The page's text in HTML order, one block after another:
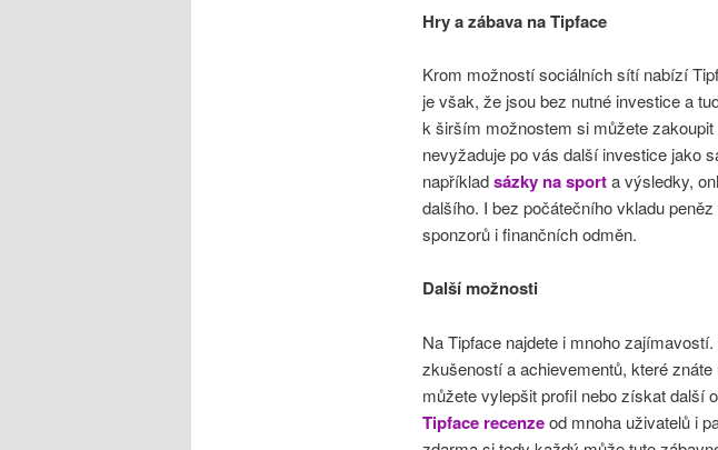
Hry a zábava na Tipface
Krom možností sociálních sítí nabízí
je však, že jsou bez nutné investice a
k širším možnostem si můžete
nevyžaduje po vás další investice jako
napříkladsázky na sporta výsledky,
dalšího. I bez počátečního vkladu
sponzorů i finančních odměn.
Další možnosti
Na Tipface najdete i mnoho
zkušeností a achievementů, které
můžete vylepšit profil nebo získat další
Tipface recenzeod mnoha uživatelů i